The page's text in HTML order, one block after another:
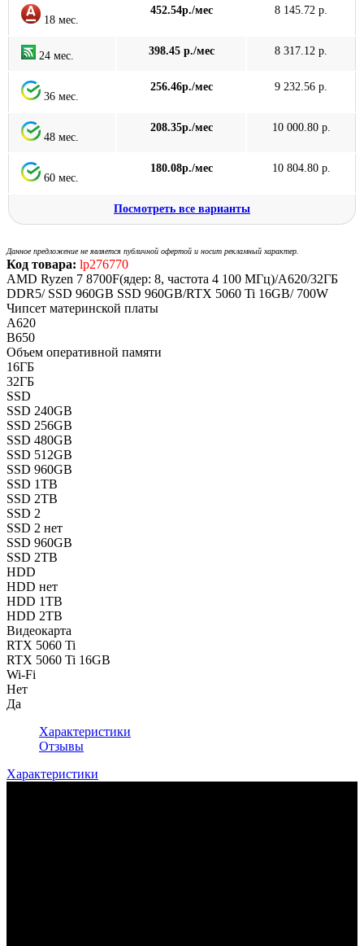
18 мес.
452.54р./мес 8 145.72 р.
24 мес. 398.45 р./мес 8 317.12 р.
36 мес.
256.46р./мес 9 232.56 р.
48 мес.
208.35р./мес 10 000.80 р.
60 мес.
180.08р./мес 10 804.80 р.
Посмотреть все варианты
Данное предложение не является публичной офертой и носит рекламный характер.
Код товара: lp276770
AMD Ryzen 7 8700F(ядер: 8, частота 4 100 МГц)/A620/32ГБ
DDR5/ SSD 960GB SSD 960GB/RTX 5060 Ti 16GB/ 700W
Чипсет материнской платы
A620
B650
Объем оперативной памяти
16ГБ
32ГБ
SSD
SSD 240GB
SSD 256GB
SSD 480GB
SSD 512GB
SSD 960GB
SSD 1TB
SSD 2TB
SSD 2
SSD 2 нет
SSD 960GB
SSD 2TB
HDD
HDD нет
HDD 1TB
HDD 2TB
Видеокарта
RTX 5060 Ti
RTX 5060 Ti 16GB
Wi-Fi
Нет
Да
Характеристики
Отзывы
Характеристики